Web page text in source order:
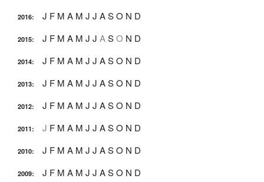
2016: J F M A M J J ASO N D
2015: J F M A M J J ASO N D
2014: J F M A M J J ASO N D
2013: J F M A M J J ASO N D
2012: J F M A M J J ASO N D
2011: J F M A M J J ASO N D
2010: J F M A M J J ASO N D
2009: J F M A M J J ASO N D